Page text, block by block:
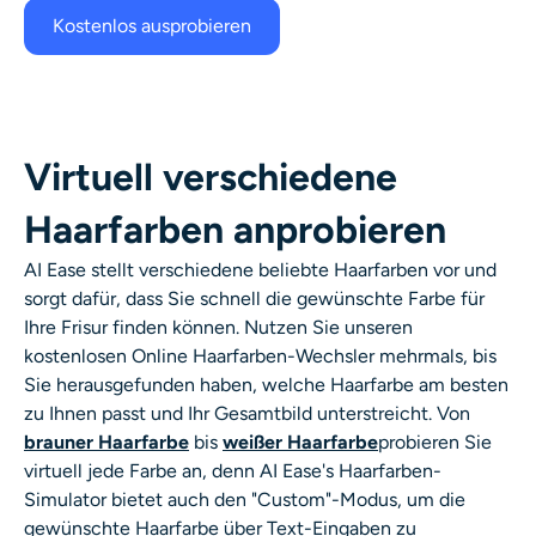
Kostenlos ausprobieren
Virtuell verschiedene
Haarfarben anprobieren
AI Ease stellt verschiedene beliebte Haarfarben vor und
sorgt dafür, dass Sie schnell die gewünschte Farbe für
Ihre Frisur finden können. Nutzen Sie unseren
kostenlosen Online Haarfarben-Wechsler mehrmals, bis
Sie herausgefunden haben, welche Haarfarbe am besten
zu Ihnen passt und Ihr Gesamtbild unterstreicht. Von
brauner Haarfarbe bis weißer Haarfarbeprobieren Sie
virtuell jede Farbe an, denn AI Ease's Haarfarben-
Simulatorbietet auch den "Custom"-Modus, um die
gewünschte Haarfarbe über Text-Eingaben zu